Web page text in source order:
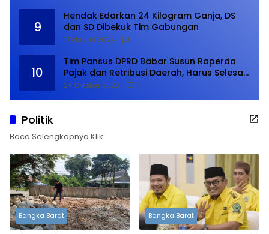
9
Hendak Edarkan 24 Kilogram Ganja, DS
dan SD Dibekuk Tim Gabungan
1 Februari 2024 1
10
Tim Pansus DPRD Babar Susun Raperda
Pajak dan Retribusi Daerah, Harus Selesai
Januari 2024
24 Oktober 2023 1
Politik
Baca Selengkapnya Klik
Bangka Barat Bangka Barat